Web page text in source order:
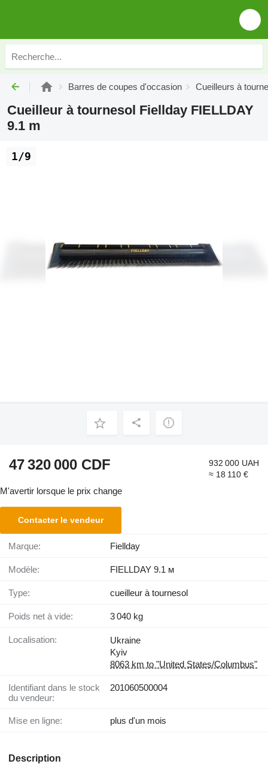
Barres de coupes d'occasion Cueilleurs à
Cueilleur à tournesol Fiellday FIELLDAY
9.1 m
1/9
47 320 000 CDF
932 000 UAH
≈ 18 110 €
M'avertir lorsque le prix change
Contacter le vendeur
Marque: Fiellday
Modèle: FIELLDAY 9.1 м
Type: cueilleur à tournesol
Poids net à vide: 3 040 kg
Localisation:
Ukraine
Kyiv
8063 km to "United States/Columbus"
Identifiant dans le stock
du vendeur:
201060500004
Mise en ligne: plus d'un mois
Description